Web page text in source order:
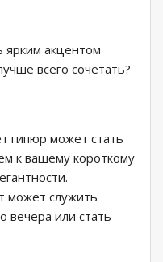
ярким акцентом
всего сочетать?
гипюр может стать
к вашему короткому
может служить
вечера или стать